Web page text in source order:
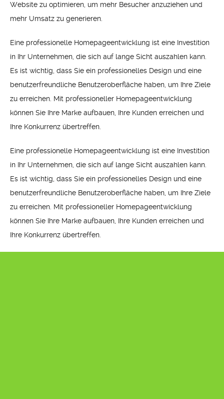
Website zu optimieren, um mehr Besucher anzuziehen und
mehr Umsatz zu generieren.
Eine professionelle Homepageentwicklung ist eine Investition
in Ihr Unternehmen, die sich auf lange Sicht auszahlen kann.
Es ist wichtig, dass Sie ein professionelles Design und eine
benutzerfreundliche Benutzeroberfläche haben, um Ihre Ziele
zu erreichen. Mit professioneller Homepageentwicklung
können Sie Ihre Marke aufbauen, Ihre Kunden erreichen und
Ihre Konkurrenz übertreffen.
Eine professionelle Homepageentwicklung ist eine Investition
in Ihr Unternehmen, die sich auf lange Sicht auszahlen kann.
Es ist wichtig, dass Sie ein professionelles Design und eine
benutzerfreundliche Benutzeroberfläche haben, um Ihre Ziele
zu erreichen. Mit professioneller Homepageentwicklung
können Sie Ihre Marke aufbauen, Ihre Kunden erreichen und
Ihre Konkurrenz übertreffen.